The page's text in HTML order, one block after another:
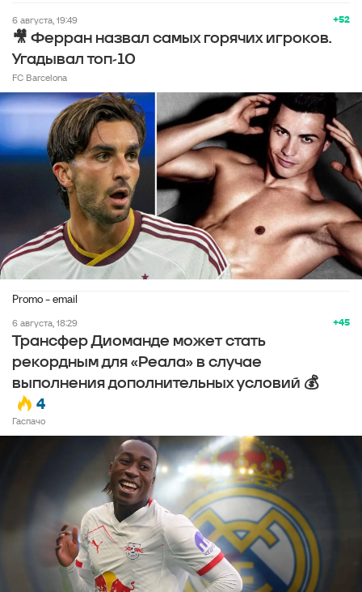
+52
6 августа, 19:49
🎥 Ферран назвал самых горячих игроков.
Угадывал топ-10
FC Barcelona
Promo - email
+45
6 августа, 18:29
Трансфер Диоманде может стать
рекордным для «Реала» в случае
выполнения дополнительных условий 💰
4
Гаспачо